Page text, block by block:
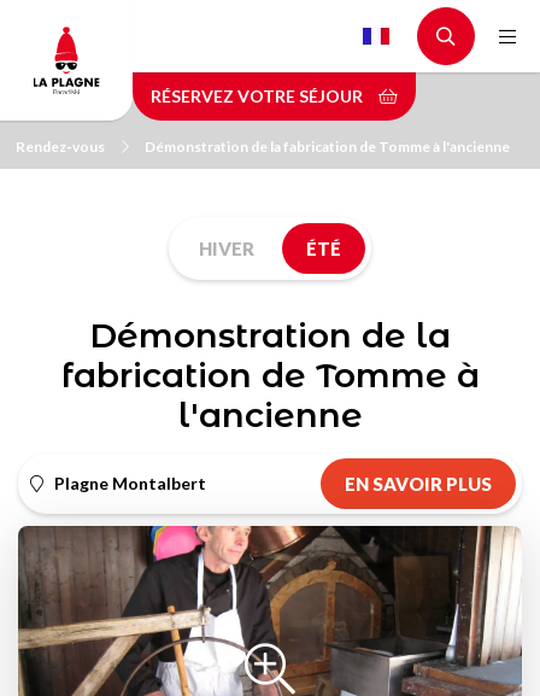
contenu
principal
RÉSERVEZ VOTRE SÉJOUR
Rendez-vous Démonstration de la fabrication de Tomme à l'ancienne
HIVER ÉTÉ
Démonstration de la
fabrication de Tomme à
l'ancienne
Plagne Montalbert EN SAVOIR PLUS